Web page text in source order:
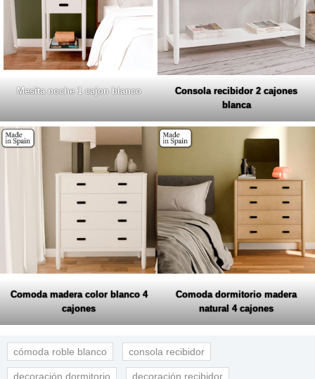
Mesita noche 1 cajon blanco
Consola recibidor 2 cajones
blanca
Comoda madera color blanco 4
cajones
Comoda dormitorio madera
natural 4 cajones
cómoda roble blanco consola recibidor
decoración dormitorio decoración recibidor